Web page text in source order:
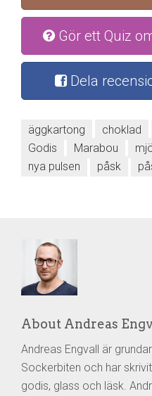
Gör ett Quiz
Dela
äggkartong choklad
Godis
Marabou
nya pulsen
påsk
About Andreas
Andreas Engvall är
Sockerbiten och har
godis, glass och läsk.